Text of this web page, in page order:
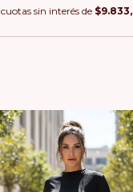
cuotas sin interés de